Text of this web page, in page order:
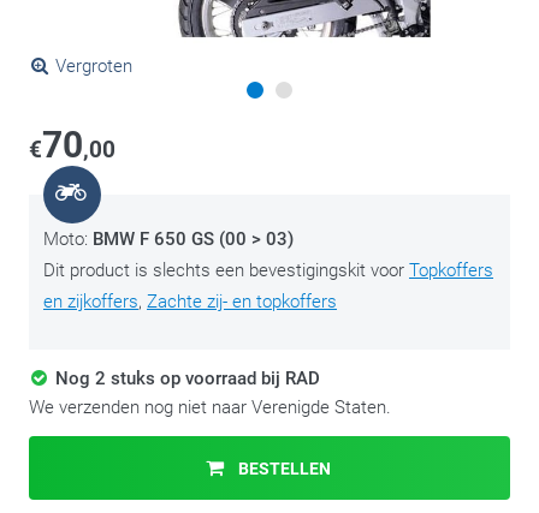
Vergroten
€70,00
Moto: BMW F 650 GS (00 > 03)
Dit product is slechts een bevestigingskit voor Topkoffers
en zijkoffers, Zachte zij- en topkoffers
Nog 2 stuks op voorraad bij RAD
We verzenden nog niet naar Verenigde Staten.
BESTELLEN